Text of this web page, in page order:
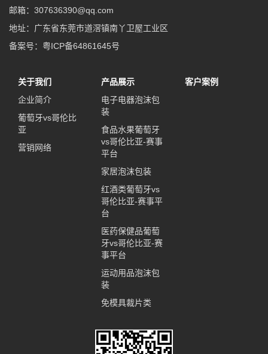
邮箱：307636390@qq.com
地址：广东省东莞市道滘镇南丫卫屋工业区
备案号：粤ICP备64861645号
关于我们
企业简介
葡萄牙vs哥伦比
亚
营销网络
产品展示
电子电器泡沫包
装
食品水果葡萄牙
vs哥伦比亚-赛事
平台
家居泡沫包装
红酒类葡萄牙vs
哥伦比亚-赛事平
台
医药保健品葡萄
牙vs哥伦比亚-赛
事平台
运动用品泡沫包
装
免模具裁片类
客户案例